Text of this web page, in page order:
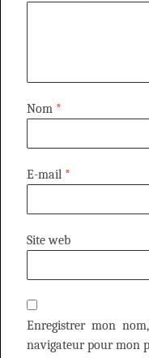
Nom *
E-mail *
Site web
Enregistrer mon
navigateur pour mon